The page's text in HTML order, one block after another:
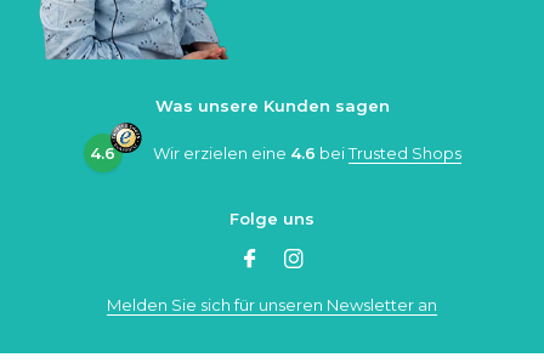
Was unsere Kunden sagen
4.6 Wir erzielen eine 4.6 beiTrusted Shops
Folge uns
Melden Sie sich für unseren Newsletter an